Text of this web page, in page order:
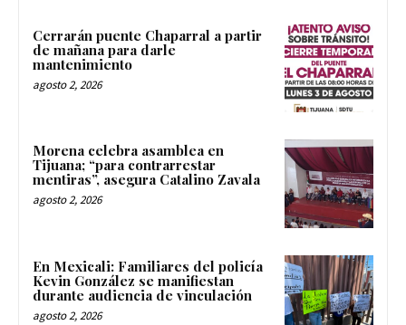
Cerrarán puente Chaparral a partir
de mañana para darle
mantenimiento
agosto 2, 2026
Morena celebra asamblea en
Tijuana; “para contrarrestar
mentiras”, asegura Catalino Zavala
agosto 2, 2026
En Mexicali: Familiares del policía
Kevin González se manifiestan
durante audiencia de vinculación
agosto 2, 2026